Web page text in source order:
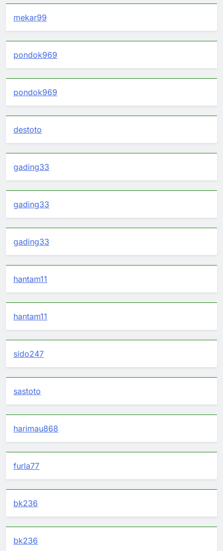
mekar99
pondok969
pondok969
destoto
gading33
gading33
gading33
hantam11
hantam11
sido247
sastoto
harimau868
furla77
bk236
bk236